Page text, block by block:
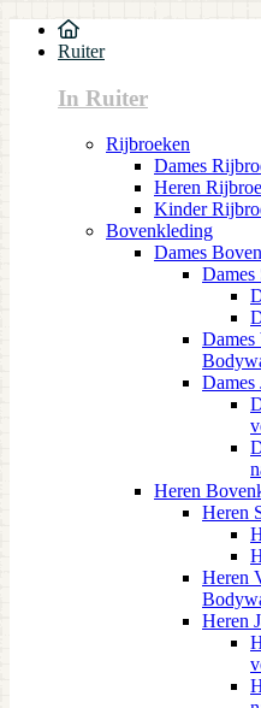
Ruiter
In Ruiter
Rijbroeken
Dames
Heren
Kinder
Bovenkleding
Dames
Dames
Dames
Dames
Heren
Heren
Heren
Heren